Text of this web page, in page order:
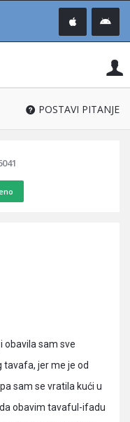
®
POSTAVI PITANJE
obavila sam sve
jer me je od
sam se vratila kući u
obavim tavaful-ifadu